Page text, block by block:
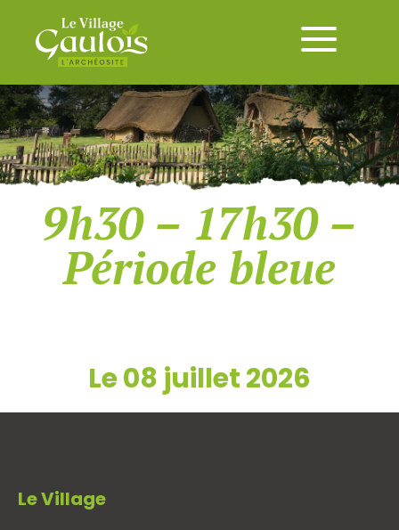
9h30 – 17h30 –
Période bleue
Le 08 juillet 2026
Le Village